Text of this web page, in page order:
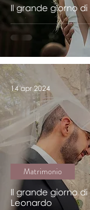
Il grande giorno
Il grande giorno di
Leonardo
Matrimonio
14 apr 2024